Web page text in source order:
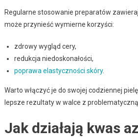
Regularne stosowanie preparatów
może przynieść wymierne korzyści:
zdrowy wygląd cery,
redukcja niedoskonałości,
poprawa elastyczności skóry.
Warto włączyć je do swojej codziennej
lepsze rezultaty w walce z problematyczną
Jak działają kwas